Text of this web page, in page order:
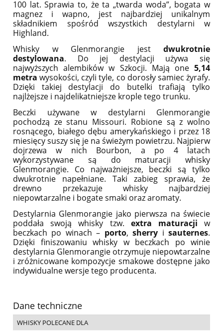
100 lat. Sprawia to, że ta „twarda woda”, bogata w
magnez i wapno, jest najbardziej unikalnym
składnikiem spośród wszystkich destylarni w
Highland.
Whisky w Glenmorangie jest dwukrotnie
destylowana. Do jej destylacji używa się
najwyższych alembików w Szkocji. Mają one 5,14
metra wysokości, czyli tyle, co dorosły samiec żyrafy.
Dzięki takiej destylacji do butelki trafiają tylko
najlżejsze i najdelikatniejsze krople tego trunku.
Beczki używane w destylarni Glenmorangie
pochodzą ze stanu Missouri. Robione są z wolno
rosnącego, białego dębu amerykańskiego i przez 18
miesięcy suszy się je na świeżym powietrzu. Najpierw
dojrzewa w nich Bourbon, a po 4 latach
wykorzystywane są do maturacji whisky
Glenmorangie. Co najważniejsze, beczki są tylko
dwukrotnie napełniane. Taki zabieg sprawia, że
drewno przekazuje whisky najbardziej
niepowtarzalne i bogate smaki oraz aromaty.
Destylarnia Glenmorangie jako pierwsza na świecie
poddała swoją whisky tzw. extra maturacji w
beczkach po winach – porto,sherry isauternes.
Dzięki finiszowaniu whisky w beczkach po winie
destylarnia Glenmorangie otrzymuje niepowtarzalne
i zróżnicowane kompozycje smakowe dostępne jako
indywidualne wersje tego producenta.
Dane techniczne
WHISKY POLECANE DLA